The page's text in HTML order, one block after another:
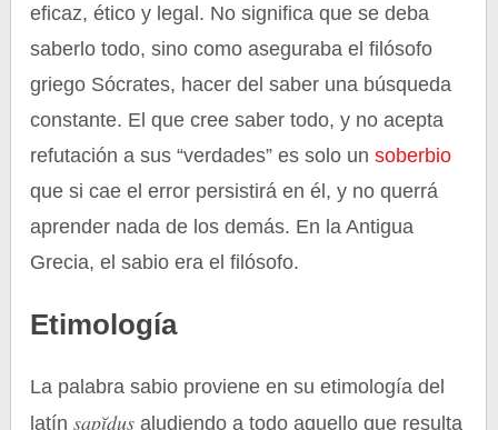
eficaz, ético y legal. No significa que se deba
saberlo todo, sino como aseguraba el filósofo
griego Sócrates, hacer del saber una búsqueda
constante. El que cree saber todo, y no acepta
refutación a sus “verdades” es solo unsoberbio
que si cae el error persistirá en él, y no querrá
aprender nada de los demás. En la Antigua
Grecia, el sabio era el filósofo.
Etimología
La palabra sabio proviene en su etimología del
latínsapĭdus aludiendo a todo aquello que resulta